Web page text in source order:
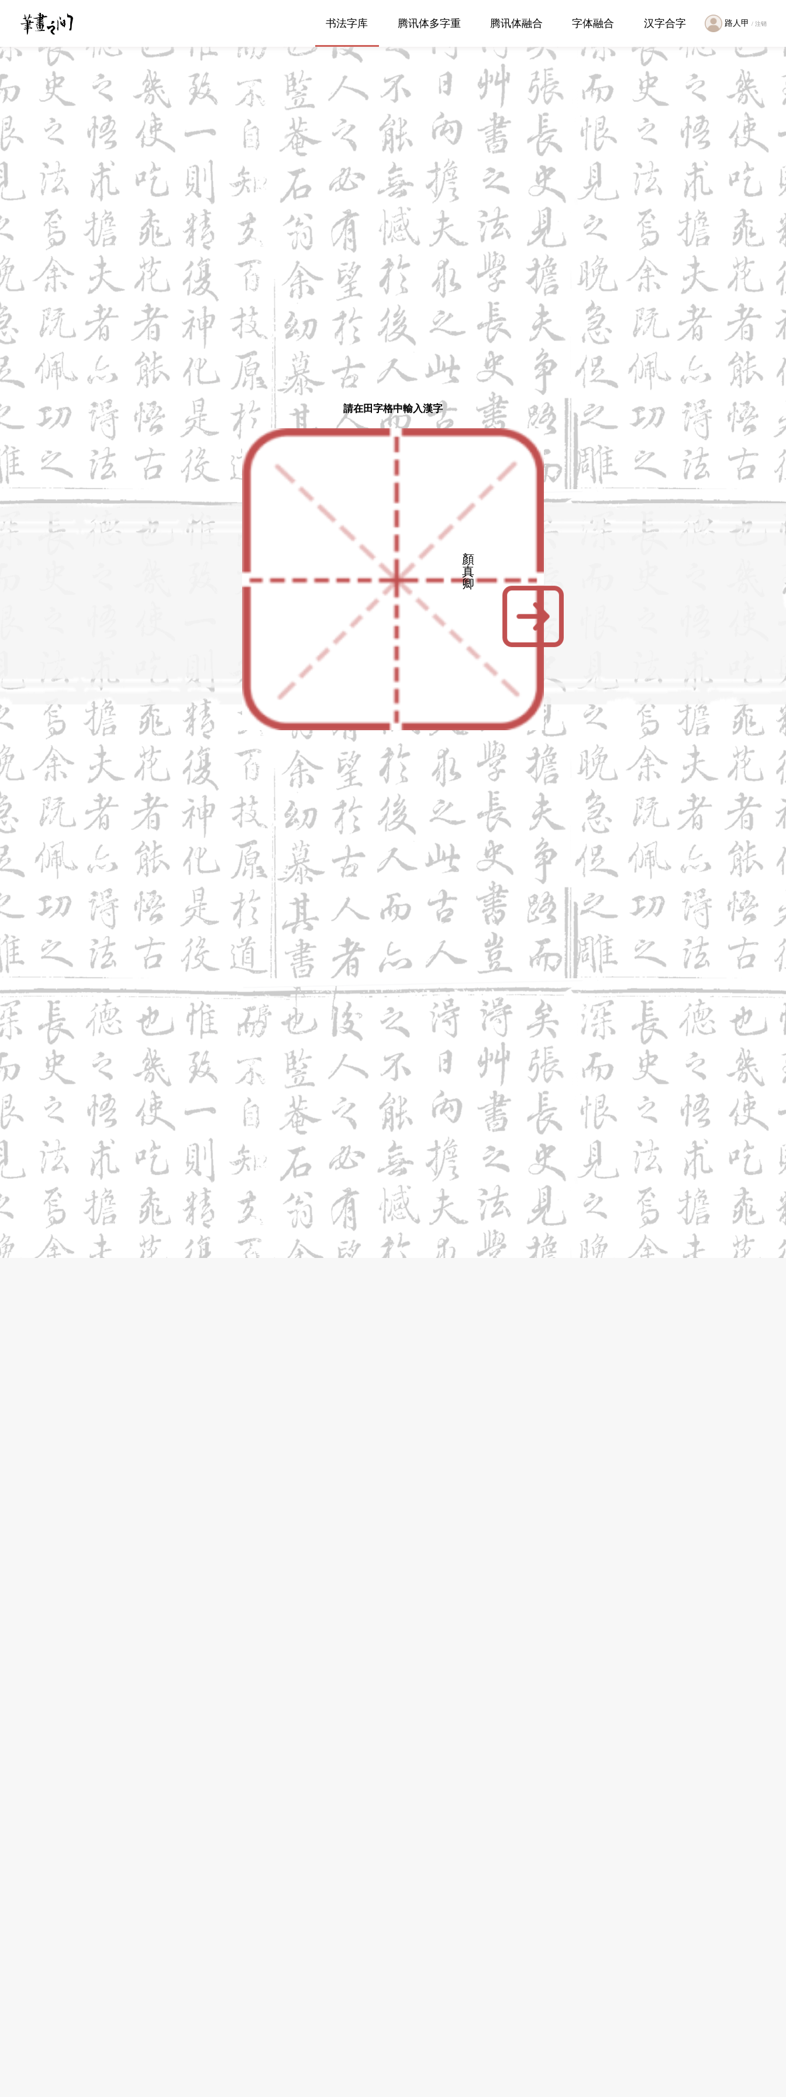
书法字库 腾讯体多字重 腾讯体融合 字体融合 汉字合字 路人甲 / 注销
請在田字格中輸入漢字
顏
真
卿